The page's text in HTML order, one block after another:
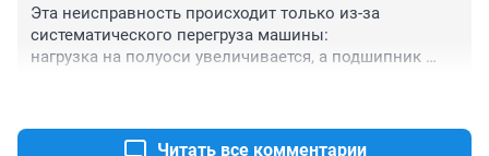
вежливы, подбадривали. Будьте осторожны на
дороге!!
Эта неисправность происходит только из-за
систематического перегруза машины:
нагрузка на полуоси увеличивается, а подшипник
Классическая неисправность грузовиков.
Читать все комментарии